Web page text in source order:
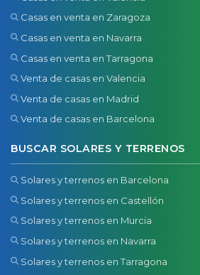
Casas en venta en Zaragoza
Casas en venta en Navarra
Casas en venta en Tarragona
Venta de casas en Valencia
Venta de casas en Madrid
Venta de casas en Barcelona
BUSCAR SOLARES Y TERRENOS
Solares y terrenos en Barcelona
Solares y terrenos en Castellón
Solares y terrenos en Murcia
Solares y terrenos en Navarra
Solares y terrenos en Tarragona